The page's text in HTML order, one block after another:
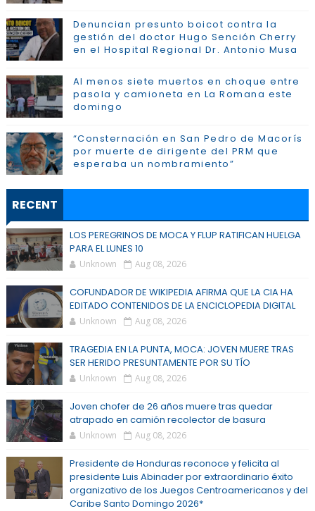
Denuncian presunto boicot contra la
gestión del doctor Hugo Sención Cherry
en el Hospital Regional Dr. Antonio Musa
Al menos siete muertos en choque entre
pasola y camioneta en La Romana este
domingo
“Consternación en San Pedro de Macorís
por muerte de dirigente del PRM que
esperaba un nombramiento”
RECENT
LOS PEREGRINOS DE MOCA Y FLUP RATIFICAN HUELGA
PARA EL LUNES 10
Unknown Aug 08, 2026
COFUNDADOR DE WIKIPEDIA AFIRMA QUE LA CIA HA
EDITADO CONTENIDOS DE LA ENCICLOPEDIA DIGITAL
Unknown Aug 08, 2026
TRAGEDIA EN LA PUNTA, MOCA: JOVEN MUERE TRAS
SER HERIDO PRESUNTAMENTE POR SU TÍO
Unknown Aug 08, 2026
Joven chofer de 26 años muere tras quedar
atrapado en camión recolector de basura
Unknown Aug 08, 2026
Presidente de Honduras reconoce y felicita al
presidente Luis Abinader por extraordinario éxito
organizativo de los Juegos Centroamericanos y del
Caribe Santo Domingo 2026*